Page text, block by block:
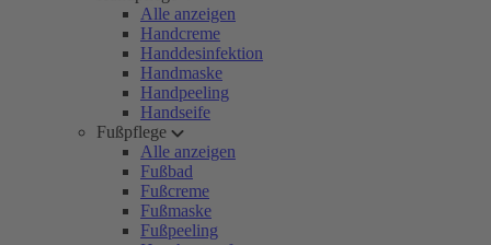
Alle anzeigen
Handcreme
Handdesinfektion
Handmaske
Handpeeling
Handseife
Fußpflege
Alle anzeigen
Fußbad
Fußcreme
Fußmaske
Fußpeeling